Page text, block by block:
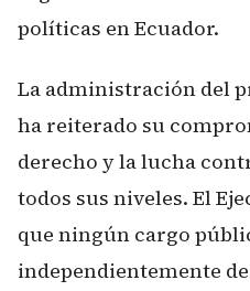
políticas en Ecuador.
La administración del
ha reiterado su
derecho y la lucha
todos sus niveles. El
que ningún cargo
independientemente